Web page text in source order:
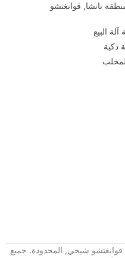
البيع
© 2026， شركة قوانغتشو شيجي, المحدودة. جميع